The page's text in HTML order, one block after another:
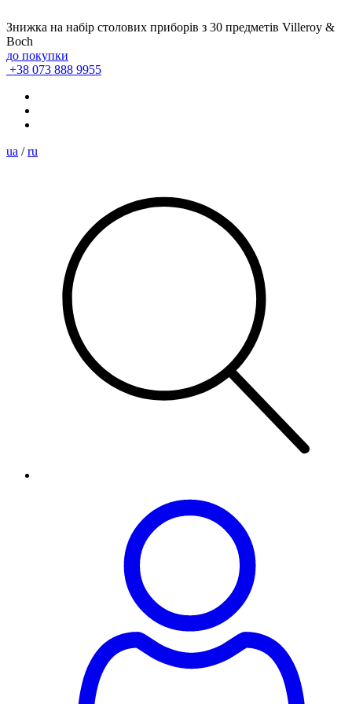
Знижка на набір столових приборів з 30 предметів Villeroy &
Boch
до покупки
+38 073 888 9955
ua / ru